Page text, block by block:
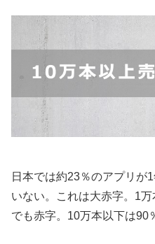
日本では約23％のアプリが
いない。これは大赤字。1
でも赤字。10万本以下は90